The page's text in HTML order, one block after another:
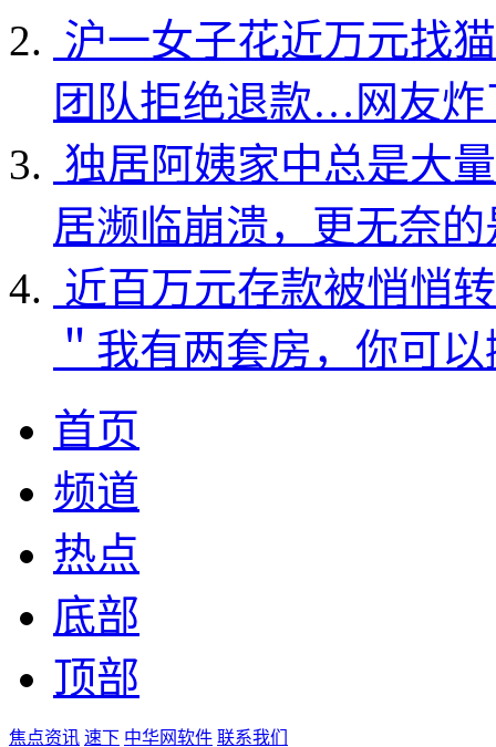
沪一女子花近万元找
团队拒绝退款…网友炸
独居阿姨家中总是大
居濒临崩溃，更无奈
近百万元存款被悄悄
＂我有两套房，你可
首页
频道
热点
底部
顶部
焦点资讯 速下 中华网软件 联系我们